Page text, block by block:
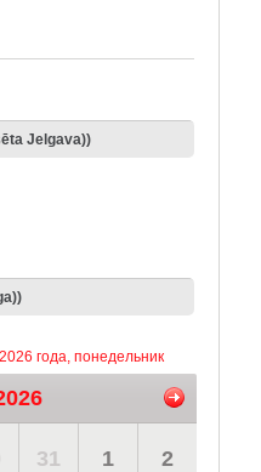
года, понедельник
31 1 2